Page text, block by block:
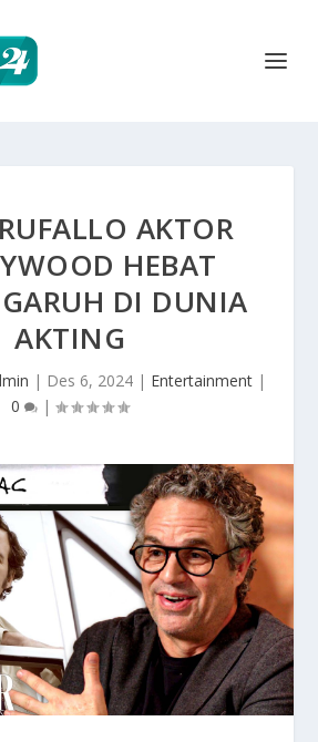
AKTOR
HEBAT
DI DUNIA
AKTING
| Des 6, 2024| Entertainment|
0
|